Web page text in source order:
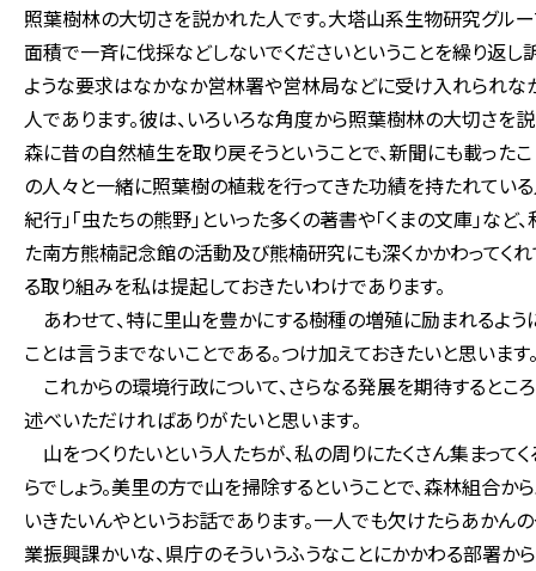
照葉樹林の大切さを説かれた人です。大塔山系生物研究グル
面積で一斉に伐採などしないでくださいということを繰り返し
ような要求はなかなか営林署や営林局などに受け入れられな
人であります。彼は、いろいろな角度から照葉樹林の大切さを
森に昔の自然植生を取り戻そうということで、新聞にも載った
の人々と一緒に照葉樹の植栽を行ってきた功績を持たれている
紀行」「虫たちの熊野」といった多くの著書や「くまの文庫」
た南方熊楠記念館の活動及び熊楠研究にも深くかかわってく
る取り組みを私は提起しておきたいわけであります。
あわせて、特に里山を豊かにする樹種の増殖に励まれるよう
ことは言うまでないことである。つけ加えておきたいと思います
これからの環境行政について、さらなる発展を期待するとこ
述べいただければありがたいと思います。
山をつくりたいという人たちが、私の周りにたくさん集まっ
らでしょう。美里の方で山を掃除するということで、森林組合
いきたいんやというお話であります。一人でも欠けたらあかん
業振興課かいな、県庁のそういうふうなことにかかわる部署か